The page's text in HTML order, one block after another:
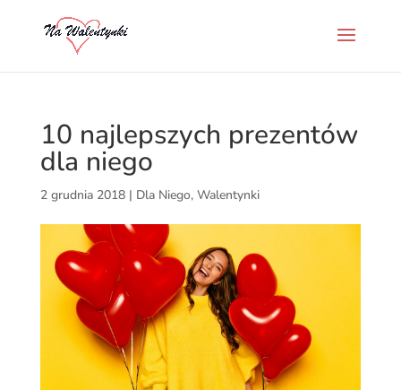
10 najlepszych prezentów
dla niego
2 grudnia 2018| Dla Niego, Walentynki